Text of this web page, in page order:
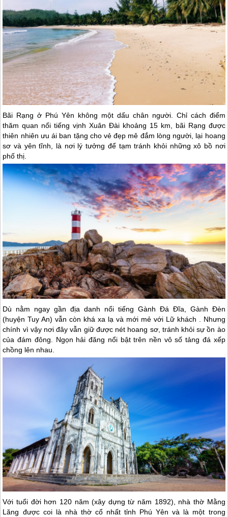
Bãi Rạng ở Phú Yên không một dấu chân người. Chỉ cách điểm
thăm quan nổi tiếng vịnh Xuân Đài khoảng 15 km, bãi Rạng được
thiên nhiên ưu ái ban tặng cho vẻ đẹp mê đắm lòng người, lại hoang
sơ và yên tĩnh, là nơi lý tưởng để tạm tránh khỏi những xô bồ nơi
phố thị.
Dù nằm ngay gần địa danh nổi tiếng Gành Đá Đĩa, Gành Đèn
(huyện Tuy An) vẫn còn khá xa lạ và mới mẻ với Lữ khách . Nhưng
chính vì vậy nơi đây vẫn giữ được nét hoang sơ, tránh khỏi sự ồn ào
của đám đông. Ngọn hải đăng nổi bật trên nền vô số tảng đá xếp
chồng lên nhau.
Với tuổi đời hơn 120 năm (xây dựng từ năm 1892), nhà thờ Mằng
Lăng được coi là nhà thờ cổ nhất tỉnh Phú Yên và là một trong